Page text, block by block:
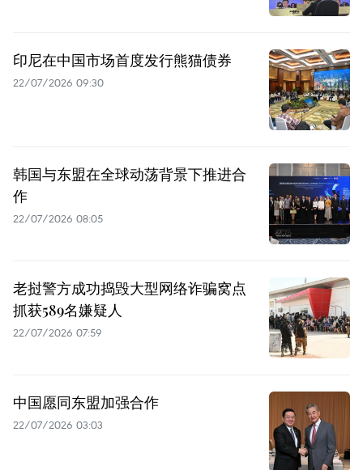
印尼在中国市场首度发行熊猫债券
22/07/2026 09:30
韩国与东盟在全球动荡背景下推进合
作
22/07/2026 08:05
老挝警方成功捣毁大型网络诈骗窝点
抓获589名嫌疑人
22/07/2026 07:59
中国愿同东盟加强合作
22/07/2026 03:03